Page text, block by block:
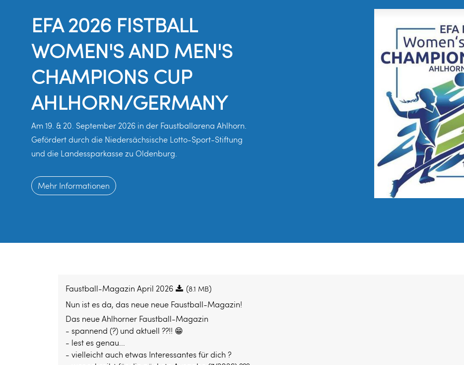
EFA 2026 FISTBALL
WOMEN'S AND MEN'S
CHAMPIONS CUP
AHLHORN/GERMANY
Am 19. & 20. September 2026 in der Faustballarena Ahlhorn.
Gefördert durch die Niedersächsische Lotto-Sport-Stiftung
und die Landessparkasse zu Oldenburg.
Mehr Informationen
Faustball-Magazin April 2026 (8.1 MB)
Nun ist es da, das neue neue Faustball-Magazin!
Das neue Ahlhorner Faustball-Magazin
- spannend (?) und aktuell ??!! 😁
- lest es genau...
- vielleicht auch etwas Interessantes für dich ?